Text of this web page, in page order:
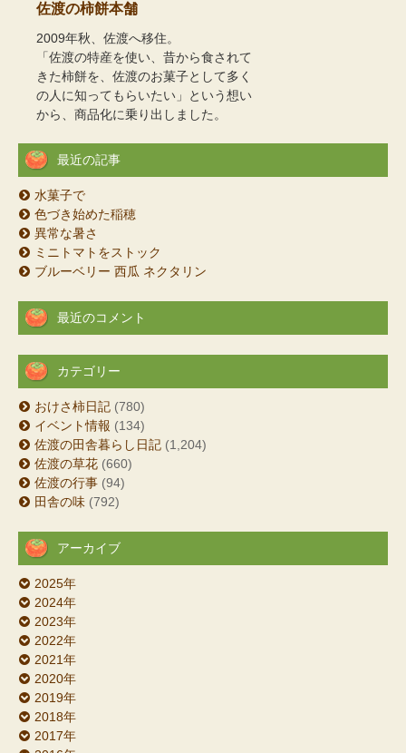
佐渡の柿餅本舗
2009年秋、佐渡へ移住。
「佐渡の特産を使い、昔から食されて
きた柿餅を、佐渡のお菓子として多く
の人に知ってもらいたい」という想い
から、商品化に乗り出しました。
最近の記事
水菓子で
色づき始めた稲穂
異常な暑さ
ミニトマトをストック
ブルーベリー 西瓜 ネクタリン
最近のコメント
カテゴリー
おけさ柿日記 (780)
イベント情報 (134)
佐渡の田舎暮らし日記 (1,204)
佐渡の草花 (660)
佐渡の行事 (94)
田舎の味 (792)
アーカイブ
2025年
2024年
2023年
2022年
2021年
2020年
2019年
2018年
2017年